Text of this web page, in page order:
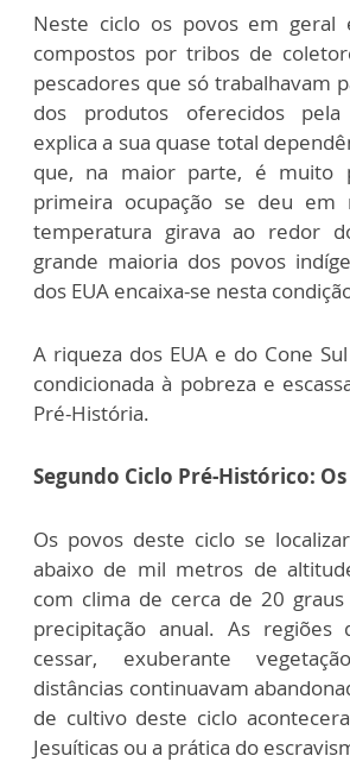
Neste ciclo os povos em geral
compostos por tribos de
pescadores que só trabalhavam
dos produtos oferecidos
explica a sua quase total
que, na maior parte, é muito
primeira ocupação se deu em
temperatura girava ao redor
grande maioria dos povos
dos EUA encaixa-se nesta
A riqueza dos EUA e do Cone
condicionada à pobreza e
Pré-História.
Segundo Ciclo Pré-Histórico:
Os povos deste ciclo se
abaixo de mil metros de
com clima de cerca de 20
precipitação anual. As regiões
cessar, exuberante
distâncias continuavam
de cultivo deste ciclo
Jesuíticas ou a prática do